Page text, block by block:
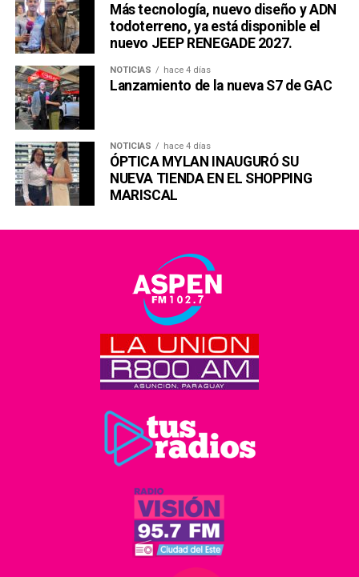
Más tecnología, nuevo diseño y ADN
todoterreno, ya está disponible el
nuevo JEEP RENEGADE 2027.
NOTICIAS hace 4 días
Lanzamiento de la nueva S7 de GAC
NOTICIAS hace 4 días
ÓPTICA MYLAN INAUGURÓ SU
NUEVA TIENDA EN EL SHOPPING
MARISCAL